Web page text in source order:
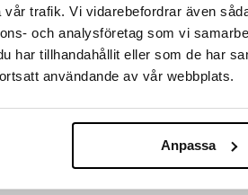
trafik. Vi vidarebefordrar även
och analysföretag som vi
har tillhandahållit eller som de har
användande av vår webbplats.
Anpassa
Endast för utvärtes bruk. Ej för
3, Paraffinum Liquidum, BHT,
Extract, Tocopherol.